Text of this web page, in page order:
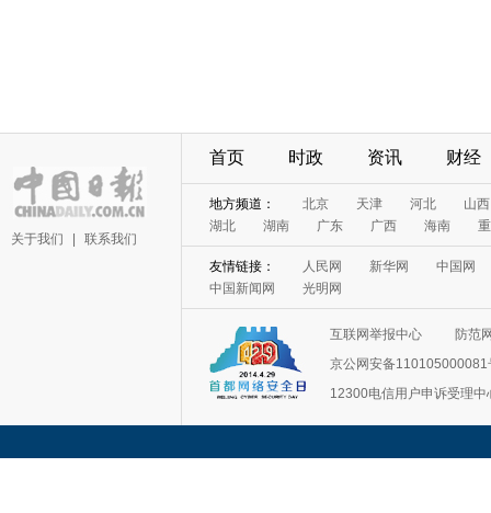
关于我们 联系我们
首页 时政 资讯 财经
地方频道： 北京 天津 河北
山西
湖北
湖南 广东 广西 海南
友情链接： 人民网 新华网
中国网
中国新闻网
光明网
互联网举报中心
防范
京公网安备110105000081
12300电信用户申诉受理中